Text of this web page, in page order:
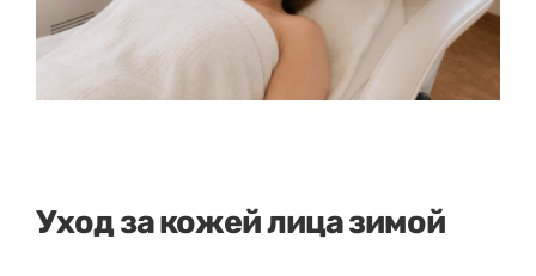
Уход за кожей лица зимой